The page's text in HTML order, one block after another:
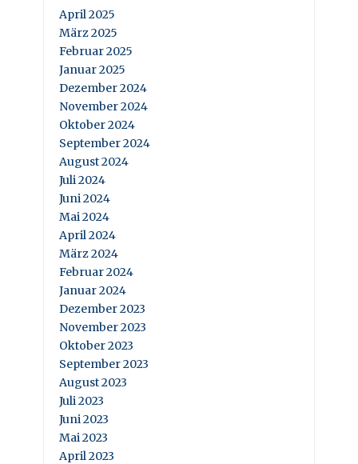
April 2025
März 2025
Februar 2025
Januar 2025
Dezember 2024
November 2024
Oktober 2024
September 2024
August 2024
Juli 2024
Juni 2024
Mai 2024
April 2024
März 2024
Februar 2024
Januar 2024
Dezember 2023
November 2023
Oktober 2023
September 2023
August 2023
Juli 2023
Juni 2023
Mai 2023
April 2023